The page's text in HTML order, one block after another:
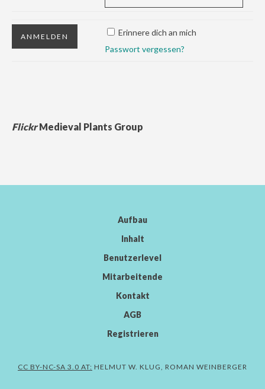
Erinnere dich an mich
Passwort vergessen?
FlickrMedieval Plants Group
Aufbau
Inhalt
Benutzerlevel
Mitarbeitende
Kontakt
AGB
Registrieren
CC BY-NC-SA 3.0 AT: HELMUT W. KLUG, ROMAN WEINBERGER